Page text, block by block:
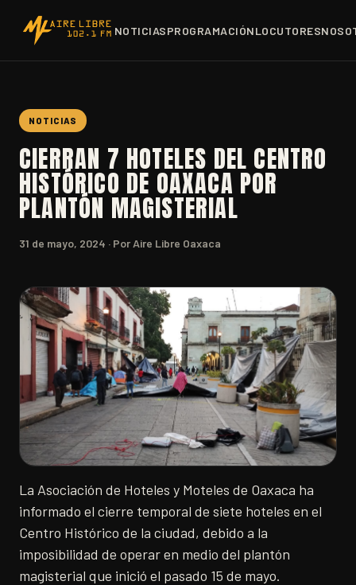
NOTICIASPROGRAMACIÓNLOCUTORES
NOTICIAS
CIERRAN 7 HOTELES DEL CENTRO
HISTÓRICO DE OAXACA POR
PLANTÓN MAGISTERIAL
31 de mayo, 2024 · Por Aire Libre Oaxaca
La Asociación de Hoteles y Moteles de Oaxaca ha
informado el cierre temporal de siete hoteles en el
Centro Histórico de la ciudad, debido a la
imposibilidad de operar en medio del plantón
magisterial que inició el pasado 15 de mayo.